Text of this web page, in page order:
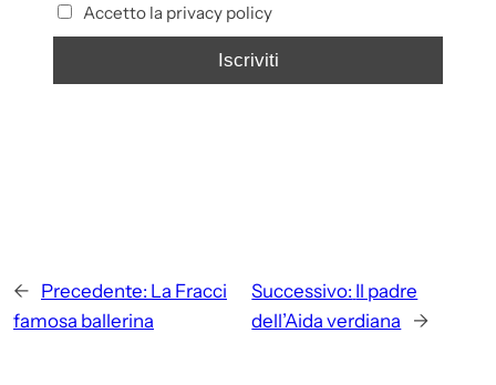
Accetto la privacy policy
← Precedente: La Fracci
famosa ballerina
Successivo: Il padre
dell’Aida verdiana
→